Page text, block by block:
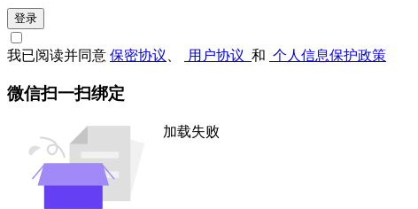
登录
我已阅读并同意 保密协议 用户协议 和 个人信息保护政策
微信扫一扫绑定
加载失败